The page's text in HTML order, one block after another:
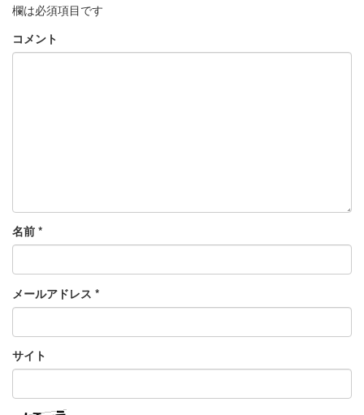
欄は必須項目です
コメント
名前 *
メールアドレス *
サイト